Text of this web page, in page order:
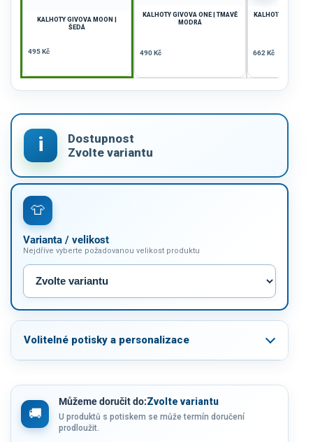
KALHOTY GIVOVA MOON |
ŠEDÁ
495 Kč
KALHOTY GIVOVA ONE | TMAVĚ
MODRÁ
490 Kč
KALHOTY GIVOVA
662 Kč
Varianta / velikost
Nejdříve vyberte požadovanou velikost produktu
Volitelné potisky a personalizace
Můžeme doručit do:Zvolte variantu
U produktů s potiskem se může termín doručení
prodloužit.